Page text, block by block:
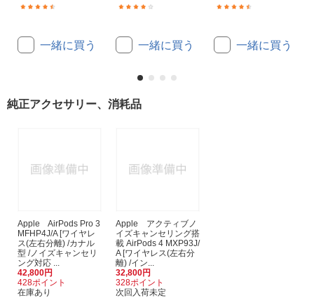
一緒に買う 一緒に買う 一緒に買う
純正アクセサリー、消耗品
Apple AirPods Pro 3
MFHP4J/A [ワイヤレ
ス(左右分離) /カナル
型 /ノイズキャンセリ
ング対応 ...
42,800円
428ポイント
在庫あり
Apple アクティブノ
イズキャンセリング搭
載 AirPods 4 MXP93J/
A [ワイヤレス(左右分
離) /イン...
32,800円
328ポイント
次回入荷未定